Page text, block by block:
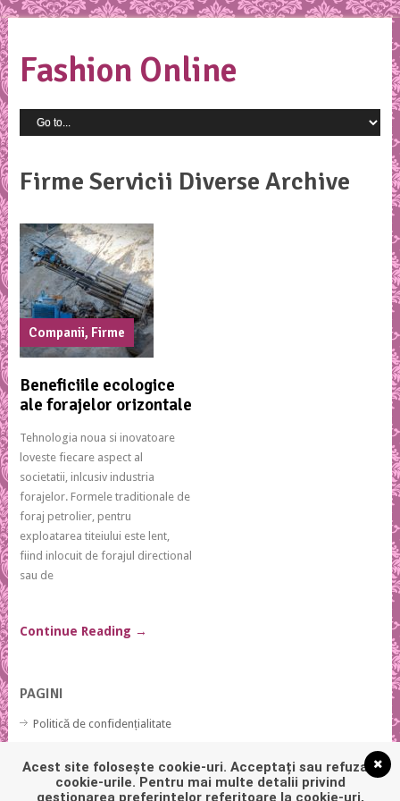
Fashion Online
Firme Servicii Diverse Archive
Companii, Firme
Beneficiile ecologice
ale forajelor orizontale
Tehnologia noua si inovatoare
loveste fiecare aspect al
societatii, inlcusiv industria
forajelor. Formele traditionale de
foraj petrolier, pentru
exploatarea titeiului este lent,
fiind inlocuit de forajul directional
sau de
Continue Reading →
PAGINI
Politică de confidențialitate
Acest site folosește cookie-uri. Acceptați sau refuzați
cookie-urile. Pentru mai multe detalii privind
gestionarea preferințelor referitoare la cookie-uri,